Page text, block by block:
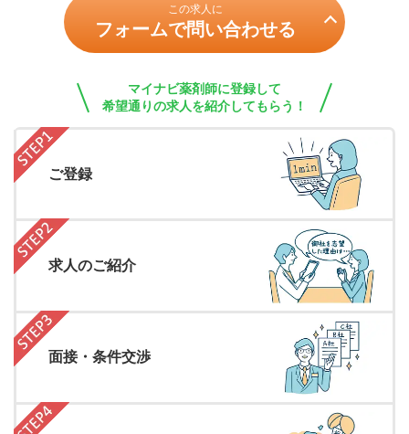
この求人に
フォームで問い合わせる
マイナビ薬剤師に登録して
希望通りの求人を紹介してもらう！
ご登録
求人のご紹介
面接・条件交渉